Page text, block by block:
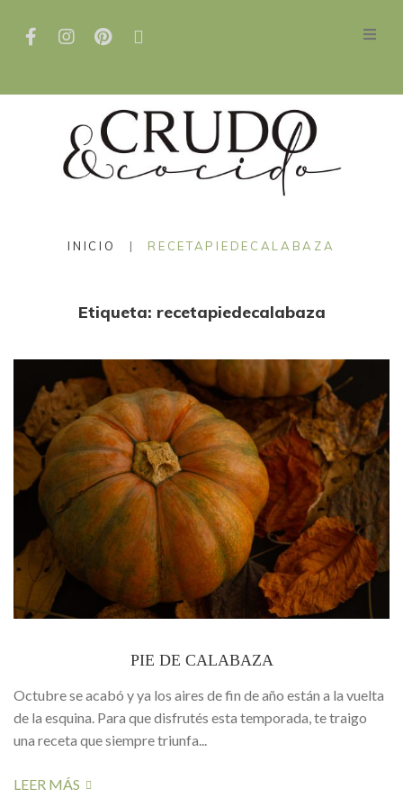
INICIO | RECETAPIEDECALABAZA
Etiqueta: recetapiedecalabaza
PIE DE CALABAZA
Octubre se acabó y ya los aires de fin de año están a la vuelta
de la esquina. Para que disfrutés esta temporada, te traigo
una receta que siempre triunfa...
LEER MÁS